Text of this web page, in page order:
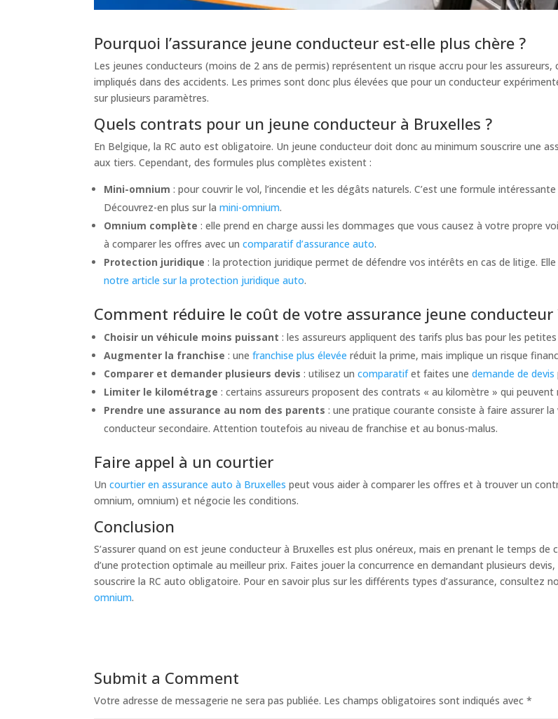
Pourquoi l’assurance jeune conducteur est-elle plus chère ?
Les jeunes conducteurs (moins de 2 ans de permis) représentent un risque accru pour les
impliqués dans des accidents. Les primes sont donc plus élevées que pour un conducteur
sur plusieurs paramètres.
Quels contrats pour un jeune conducteur à Bruxelles ?
En Belgique, la RC auto est obligatoire. Un jeune conducteur doit donc au minimum souscrire une
aux tiers. Cependant, des formules plus complètes existent :
Mini-omnium : pour couvrir le vol, l’incendie et les dégâts naturels. C’est une formule
Découvrez-en plus sur lamini-omnium.
Omnium complète : elle prend en charge aussi les dommages que vous causez à votre propre
à comparer les offres avec uncomparatif d’assurance auto.
Protection juridique : la protection juridique permet de défendre vos intérêts en cas de litige.
notre article sur la protection juridique auto.
Comment réduire le coût de votre assurance jeune conducteur
Choisir un véhicule moins puissant : les assureurs appliquent des tarifs plus bas pour les petites
Augmenter la franchise : unefranchise plus élevée réduit la prime, mais implique un risque
Comparer et demander plusieurs devis : utilisez uncomparatifet faites unedemande de devis
Limiter le kilométrage : certains assureurs proposent des contrats « au kilomètre » qui peuvent
Prendre une assurance au nom des parents : une pratique courante consiste à faire assurer
conducteur secondaire. Attention toutefois au niveau de franchise et au bonus-malus.
Faire appel à un courtier
Uncourtier en assurance auto à Bruxelles peut vous aider à comparer les offres et à trouver un
omnium, omnium) et négocie les conditions.
Conclusion
S’assurer quand on est jeune conducteur à Bruxelles est plus onéreux, mais en prenant le temps
d’une protection optimale au meilleur prix. Faites jouer la concurrence en demandant plusieurs
souscrire la RC auto obligatoire. Pour en savoir plus sur les différents types d’assurance, consultez
omnium.
Submit a Comment
Votre adresse de messagerie ne sera pas publiée. Les champs obligatoires sont indiqués avec*